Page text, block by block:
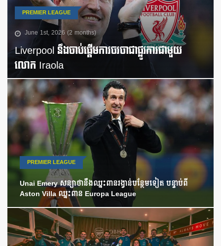
PREMIER LEAGUE
June 1st, 2026 (2 months)
Liverpool នឹងចាប់ផ្តើមការចរចាជាផ្លូវការជាមួយ
លោក Iraola
PREMIER LEAGUE
Unai Emery សន្យាថានឹងឈ្នះពានរង្វាន់បន្ថែមទៀត បន្ទាប់ពី
Aston Villa ឈ្នះពាន Europa League